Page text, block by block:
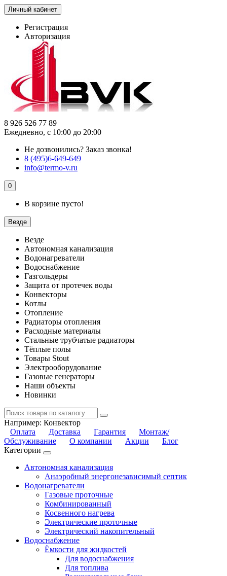
Личный кабинет
Регистрация
Авторизация
8 926 526 77 89
Ежедневно, с 10:00 до 20:00
Не дозвонились? Заказ звонка!
8 (495)6-649-649
info@termo-v.ru
0
В корзине пусто!
Везде
Везде
Автономная канализация
Водонагреватели
Водоснабжение
Газгольдеры
Защита от протечек воды
Конвекторы
Котлы
Отопление
Радиаторы отопления
Расходные материалы
Стальные трубчатые радиаторы
Тёплые полы
Товары Stout
Электрооборудование
Газовые генераторы
Наши объекты
Новинки
Например: Конвектор
Оплата
Доставка Гарантия
Монтаж/
Обслуживание
О компании Акции
Блог
Категории
Автономная канализация
Анаэробный энергонезависимый септик
Водонагреватели
Газовые проточные
Комбинированный
Косвенного нагрева
Электрические проточные
Электрический накопительный
Водоснабжение
Ёмкости для жидкостей
Для водоснабжения
Для топлива